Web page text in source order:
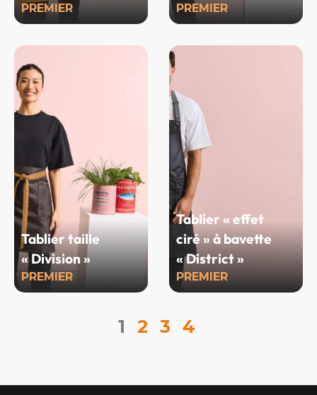
PREMIER PREMIER
Tablier taille
« Division »
PREMIER
Tablier « effet
ciré » à bavette
« District »
PREMIER
1 2 3 4